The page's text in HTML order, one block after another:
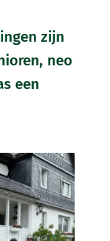
zijn
neo
een